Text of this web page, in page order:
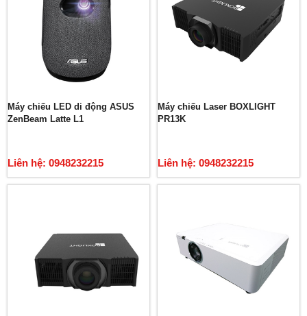
Máy chiếu LED di động ASUS
ZenBeam Latte L1
Liên hệ: 0948232215
Máy chiếu Laser BOXLIGHT
PR13K
Liên hệ: 0948232215